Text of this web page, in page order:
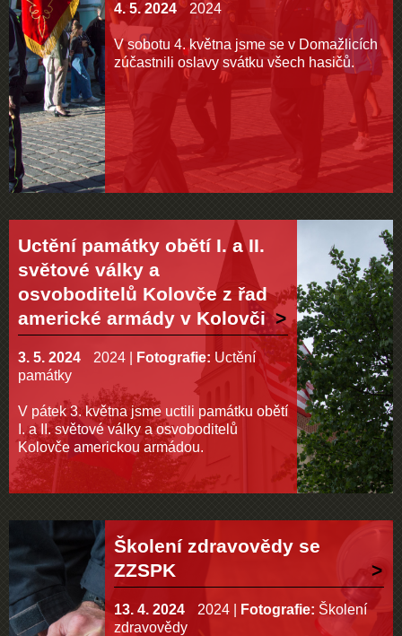
4. 5. 2024 2024
V sobotu 4. května jsme se v Domažlicích
zúčastnili oslavy svátku všech hasičů.
Uctění památky obětí I. a II.
světové války a
osvoboditelů Kolovče z řad
americké armády v Kolovči
3. 5. 2024 2024 Fotografie: Uctění
památky
V pátek 3. května jsme uctili památku obětí
I. a II. světové války a osvoboditelů
Kolovče americkou armádou.
Školení zdravovědy se
ZZSPK
13. 4. 2024 2024 Fotografie: Školení
zdravovědy